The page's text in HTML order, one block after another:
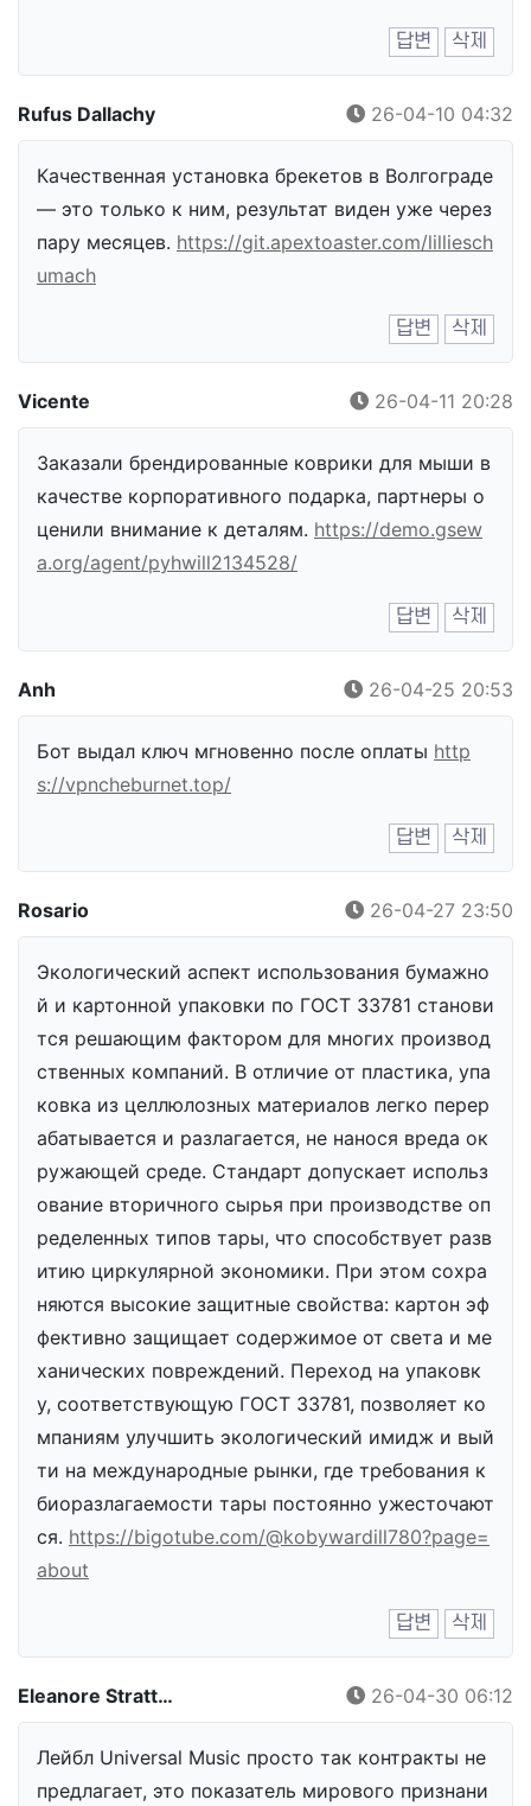
답변 삭제
Rufus Dallachy 26-04-10 04:32
Качественная установка брекетов в Волгограде
— это только к ним, результат виден уже через
пару месяцев. https://git.apextoaster.com/lilliesch
umach
답변 삭제
Vicente 26-04-11 20:28
Заказали брендированные коврики для мыши в
качестве корпоративного подарка, партнеры о
ценили внимание к деталям. https://demo.gsew
a.org/agent/pyhwill2134528/
답변 삭제
Anh 26-04-25 20:53
Бот выдал ключ мгновенно после оплаты http
s://vpncheburnet.top/
답변 삭제
Rosario 26-04-27 23:50
Экологический аспект использования бумажно
й и картонной упаковки по ГОСТ 33781 станови
тся решающим фактором для многих производ
ственных компаний. В отличие от пластика, упа
ковка из целлюлозных материалов легко перер
абатывается и разлагается, не нанося вреда ок
ружающей среде. Стандарт допускает использ
ование вторичного сырья при производстве оп
ределенных типов тары, что способствует разв
итию циркулярной экономики. При этом сохра
няются высокие защитные свойства: картон эф
фективно защищает содержимое от света и ме
ханических повреждений. Переход на упаковк
у, соответствующую ГОСТ 33781, позволяет ко
мпаниям улучшить экологический имидж и вый
ти на международные рынки, где требования к
биоразлагаемости тары постоянно ужесточают
ся. https://bigotube.com/@kobywardill780?page=
about
답변 삭제
Eleanore Stratt… 26-04-30 06:12
Лейбл Universal Music просто так контракты не
предлагает, это показатель мирового признани